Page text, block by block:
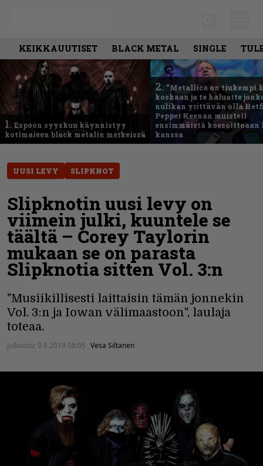
KEIKKAUUTISET BLACK METAL SINGLE
1. Espoon syyskuu käynnistyy
kotimaisen black metalin merkeissä
2. ”Metallica on tiukempi
koskaan ja te haluatte
nulikan yrittävän olla
Pepper Keenan muisteli
ensimmäistä
kanssa
UUSI LEVY SLIPKNOT
Slipknotin uusi levy on
viimein julki, kuuntele se
täältä – Corey Taylorin
mukaan se on parasta
Slipknotia sitten Vol. 3:n
"Musiikillisesti laittaisin tämän jonnekin
Vol. 3:n ja Iowan välimaastoon", laulaja
toteaa.
Julkaistu: 9.8.2019 08:05 Vesa Siltanen